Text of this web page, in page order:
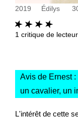
2019 Édilys
1 critique de lecteur
Avis de Ernest :
un cavalier, un
L'intérêt de cette